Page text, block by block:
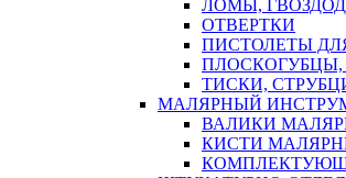
ЛОМЫ,
ОТВЕРТКИ
ПИСТОЛЕТЫ
ПЛОСКОГУБЦЫ,
ТИСКИ,
МАЛЯРНЫЙ
ВАЛИКИ
КИСТИ